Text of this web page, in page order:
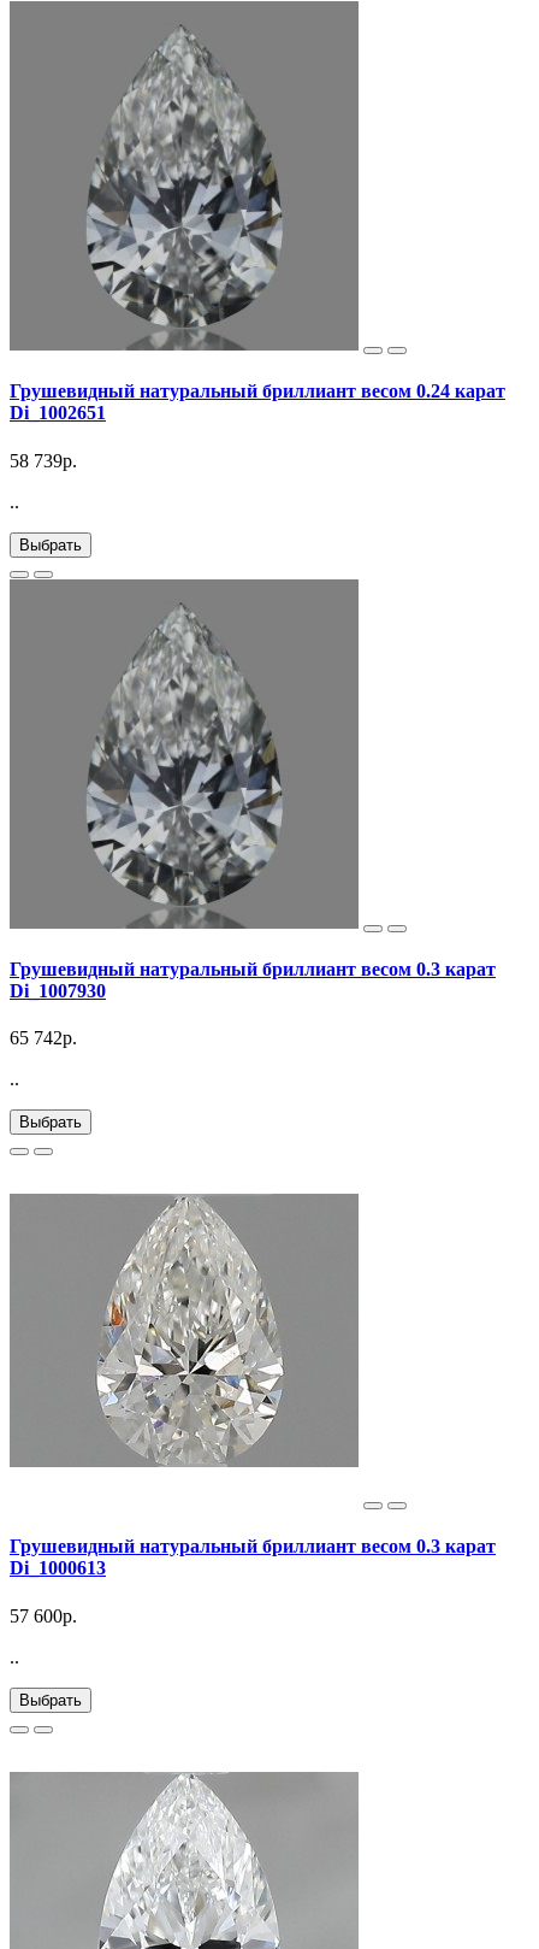
Грушевидный натуральный бриллиант весом 0.24 карат
Di_1002651
58 739р.
..
Выбрать
Грушевидный натуральный бриллиант весом 0.3 карат
Di_1007930
65 742р.
..
Выбрать
Грушевидный натуральный бриллиант весом 0.3 карат
Di_1000613
57 600р.
..
Выбрать